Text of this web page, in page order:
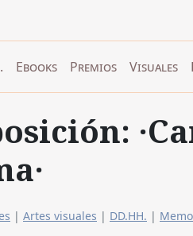
Ebooks Premios Visuales
| Artes visuales | DD.HH. |